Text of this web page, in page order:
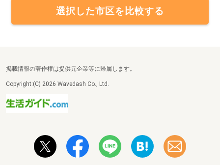
選択した市区を比較する
掲載情報の著作権は提供元企業等に帰属します。
Copyright:(C) 2026 Wavedash Co., Ltd.